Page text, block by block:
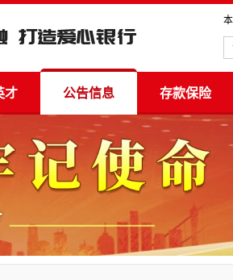
才 公告信息 存款保险